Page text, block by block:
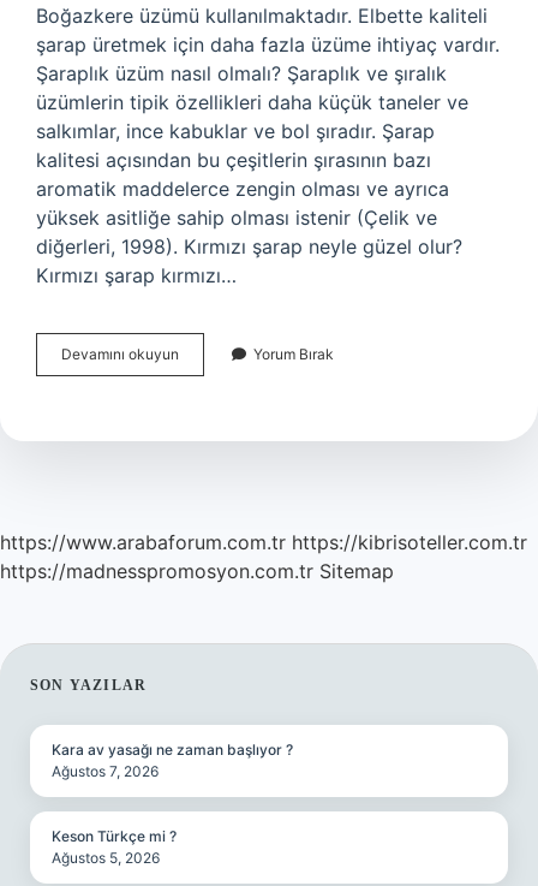
Boğazkere üzümü kullanılmaktadır. Elbette kaliteli
şarap üretmek için daha fazla üzüme ihtiyaç vardır.
Şaraplık üzüm nasıl olmalı? Şaraplık ve şıralık
üzümlerin tipik özellikleri daha küçük taneler ve
salkımlar, ince kabuklar ve bol şıradır. Şarap
kalitesi açısından bu çeşitlerin şırasının bazı
aromatik maddelerce zengin olması ve ayrıca
yüksek asitliğe sahip olması istenir (Çelik ve
diğerleri, 1998). Kırmızı şarap neyle güzel olur?
Kırmızı şarap kırmızı…
Devamını okuyun
Şarap
Iyi
Yorum Bırak
https://www.arabaforum.com.tr https://kibrisoteller.com.tr
https://madnesspromosyon.com.tr Sitemap
SIDEBAR
SON YAZILAR
Kara av yasağı ne zaman başlıyor ?
Ağustos 7, 2026
Keson Türkçe mi ?
Ağustos 5, 2026